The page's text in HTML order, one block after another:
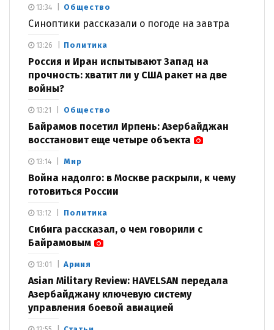
Общество
Синоптики рассказали о погоде на завтра
13:34
Политика
Россия и Иран испытывают Запад на
прочность: хватит ли у США ракет на две
войны?
13:26
Общество
Байрамов посетил Ирпень: Азербайджан
восстановит еще четыре объекта
13:21
Мир
Война надолго: в Москве раскрыли, к чему
готовиться России
13:14
Политика
Сибига рассказал, о чем говорили с
Байрамовым
13:12
Армия
Asian Military Review: HAVELSAN передала
Азербайджану ключевую систему
управления боевой авиацией
13:01